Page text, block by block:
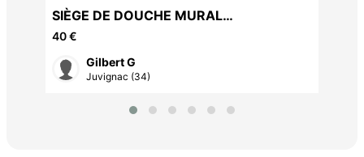
SIÈGE DE DOUCHE MURAL
RABATTABLE
40 €
Gilbert G
Juvignac (34)